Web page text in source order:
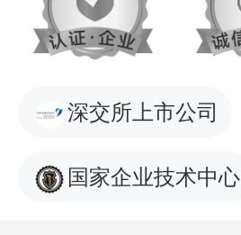
深交所上市公司
国家企业技术中心